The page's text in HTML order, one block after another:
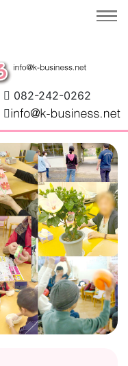
082-242-0262